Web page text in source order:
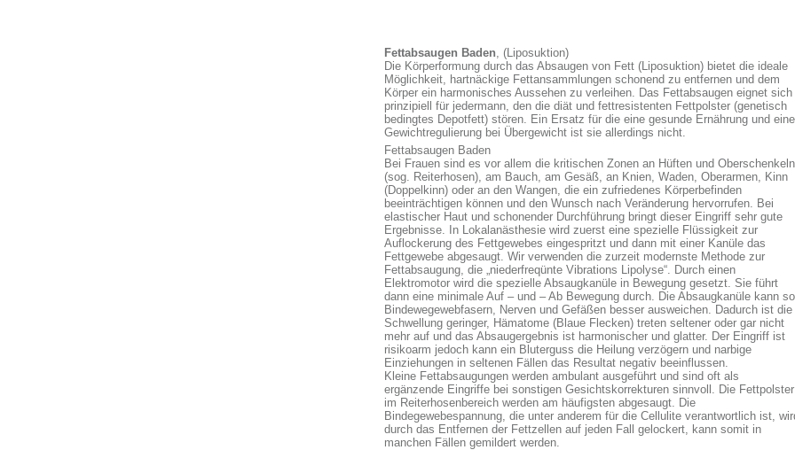
Fettabsaugen Baden, (Liposuktion)
Die Körperformung durch das Absaugen von Fett (Liposuktion) bietet die ideale
Möglichkeit, hartnäckige Fettansammlungen schonend zu entfernen und dem
Körper ein harmonisches Aussehen zu verleihen. Das Fettabsaugen eignet sich
prinzipiell für jedermann, den die diät und fettresistenten Fettpolster (genetisch
bedingtes Depotfett) stören. Ein Ersatz für die eine gesunde Ernährung und eine
Gewichtregulierung bei Übergewicht ist sie allerdings nicht.
Fettabsaugen Baden
Bei Frauen sind es vor allem die kritischen Zonen an Hüften und Oberschenkeln
(sog. Reiterhosen), am Bauch, am Gesäß, an Knien, Waden, Oberarmen, Kinn
(Doppelkinn) oder an den Wangen, die ein zufriedenes Körperbefinden
beeinträchtigen können und den Wunsch nach Veränderung hervorrufen. Bei
elastischer Haut und schonender Durchführung bringt dieser Eingriff sehr gute
Ergebnisse. In Lokalanästhesie wird zuerst eine spezielle Flüssigkeit zur
Auflockerung des Fettgewebes eingespritzt und dann mit einer Kanüle das
Fettgewebe abgesaugt. Wir verwenden die zurzeit modernste Methode zur
Fettabsaugung, die „niederfreqünte Vibrations Lipolyse“. Durch einen
Elektromotor wird die spezielle Absaugkanüle in Bewegung gesetzt. Sie führt
dann eine minimale Auf – und – Ab Bewegung durch. Die Absaugkanüle kann so
Bindewegewebfasern, Nerven und Gefäßen besser ausweichen. Dadurch ist die
Schwellung geringer, Hämatome (Blaue Flecken) treten seltener oder gar nicht
mehr auf und das Absaugergebnis ist harmonischer und glatter. Der Eingriff ist
risikoarm jedoch kann ein Bluterguss die Heilung verzögern und narbige
Einziehungen in seltenen Fällen das Resultat negativ beeinflussen.
Kleine Fettabsaugungen werden ambulant ausgeführt und sind oft als
ergänzende Eingriffe bei sonstigen Gesichtskorrekturen sinnvoll. Die Fettpolster
im Reiterhosenbereich werden am häufigsten abgesaugt. Die
Bindegewebespannung, die unter anderem für die Cellulite verantwortlich ist,
durch das Entfernen der Fettzellen auf jeden Fall gelockert, kann somit in
manchen Fällen gemildert werden.